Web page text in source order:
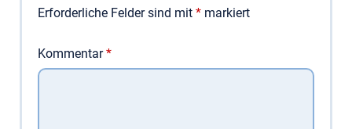
Erforderliche Felder sind mit * markiert
Kommentar*